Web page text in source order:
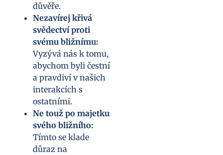
důvěře.
Nezavírej křivá
svědectví proti
svému bližnímu:
Vyzývá nás k tomu,
abychom byli čestní
a pravdiví v našich
interakcích s
ostatními.
Ne touž po majetku
svého bližního:
Tímto se klade
důraz na